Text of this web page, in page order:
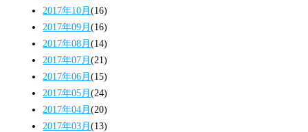
2017年10月(16)
2017年09月(16)
2017年08月(14)
2017年07月(21)
2017年06月(15)
2017年05月(24)
2017年04月(20)
2017年03月(13)